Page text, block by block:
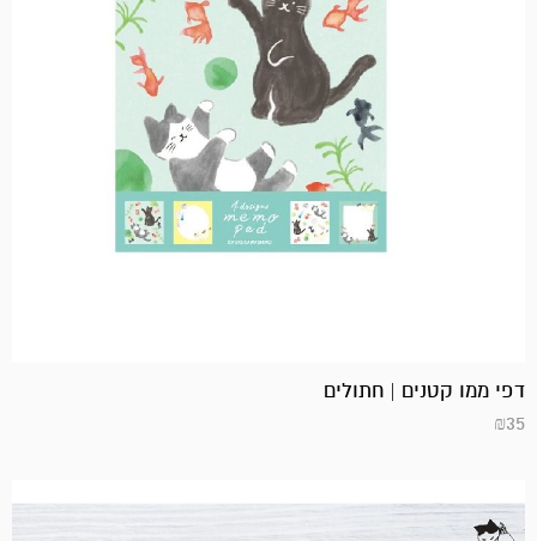
דפי ממו קטנים | חתולים
₪35